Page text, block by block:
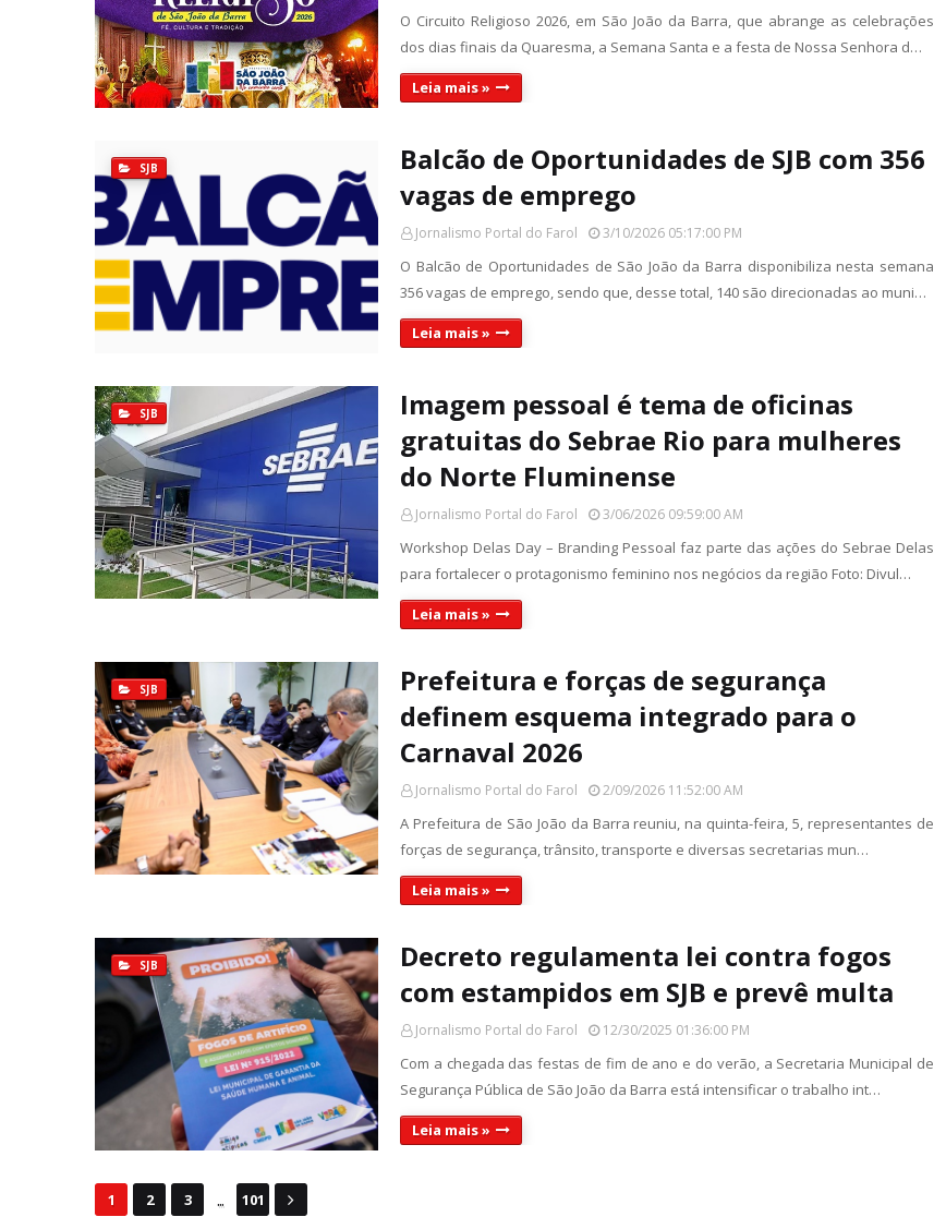
O Circuito Religioso 2026, em São João da Barra, que abrange as celebrações
dos dias finais da Quaresma, a Semana Santa e a festa de Nossa Senhora d…
Leia mais »
SJB
Balcão de Oportunidades de SJB com 356
vagas de emprego
Jornalismo Portal do Farol 3/10/2026 05:17:00 PM
O Balcão de Oportunidades de São João da Barra disponibiliza nesta semana
356 vagas de emprego, sendo que, desse total, 140 são direcionadas ao muni…
Leia mais »
SJB
Imagem pessoal é tema de oficinas
gratuitas do Sebrae Rio para mulheres
do Norte Fluminense
Jornalismo Portal do Farol 3/06/2026 09:59:00 AM
Workshop Delas Day – Branding Pessoal faz parte das ações do Sebrae Delas
para fortalecer o protagonismo feminino nos negócios da região Foto: Divul…
Leia mais »
SJB
Prefeitura e forças de segurança
definem esquema integrado para o
Carnaval 2026
Jornalismo Portal do Farol 2/09/2026 11:52:00 AM
A Prefeitura de São João da Barra reuniu, na quinta-feira, 5, representantes de
forças de segurança, trânsito, transporte e diversas secretarias mun…
Leia mais »
SJB
Decreto regulamenta lei contra fogos
com estampidos em SJB e prevê multa
Jornalismo Portal do Farol 12/30/2025 01:36:00 PM
Com a chegada das festas de fim de ano e do verão, a Secretaria Municipal de
Segurança Pública de São João da Barra está intensificar o trabalho int…
Leia mais »
1 2 3 ... 101